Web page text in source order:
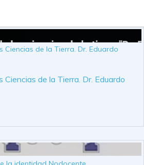
Ciencias de la Tierra. Dr. Eduardo